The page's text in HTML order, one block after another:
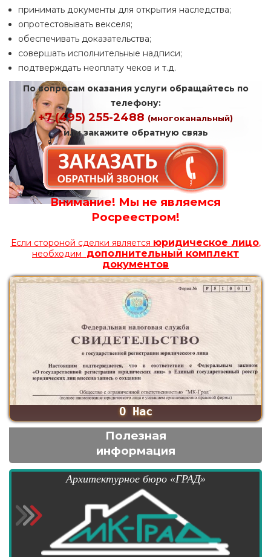
принимать документы для открытия наследства;
опротестовывать векселя;
обеспечивать доказательства;
совершать исполнительные надписи;
подтверждать неоплату чеков и т.д.
По вопросам оказания услуги обращайтесь по
телефону:
+7 (495) 255-2488 (многоканальный)
или закажите обратную связь
Внимание! Мы не являемся
Росреестром!
Если стороной сделки является юридическое лицо,
необходим дополнительный комплект
документов
О Нас
Полезная
информация
Архитектурное бюро «ГРАД»